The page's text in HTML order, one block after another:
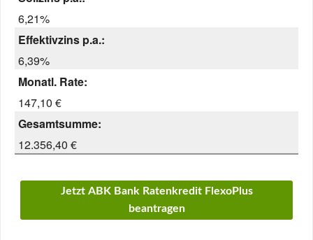
6,21%
Effektivzins p.a.:
6,39%
Monatl. Rate:
147,10 €
Gesamtsumme:
12.356,40 €
Jetzt ABK Bank Ratenkredit FlexoPlus
beantragen